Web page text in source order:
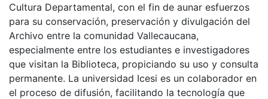
Cultura Departamental, con el fin de aunar esfuerzos
para su conservación, preservación y divulgación del
Archivo entre la comunidad Vallecaucana,
especialmente entre los estudiantes e investigadores
que visitan la Biblioteca, propiciando su uso y consulta
permanente. La universidad Icesi es un colaborador en
el proceso de difusión, facilitando la tecnología que